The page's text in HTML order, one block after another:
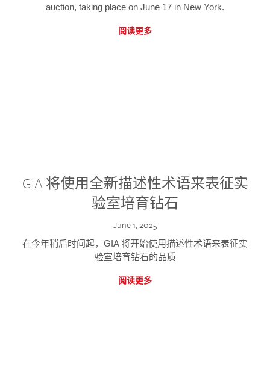
auction, taking place on June 17 in New York.
阅读更多
GIA 将使用全新描述性术语来表征实
验室培育钻石
June 1, 2025
在今年稍后时间起，GIA 将开始使用描述性术语来表征实
验室培育钻石的品质
阅读更多